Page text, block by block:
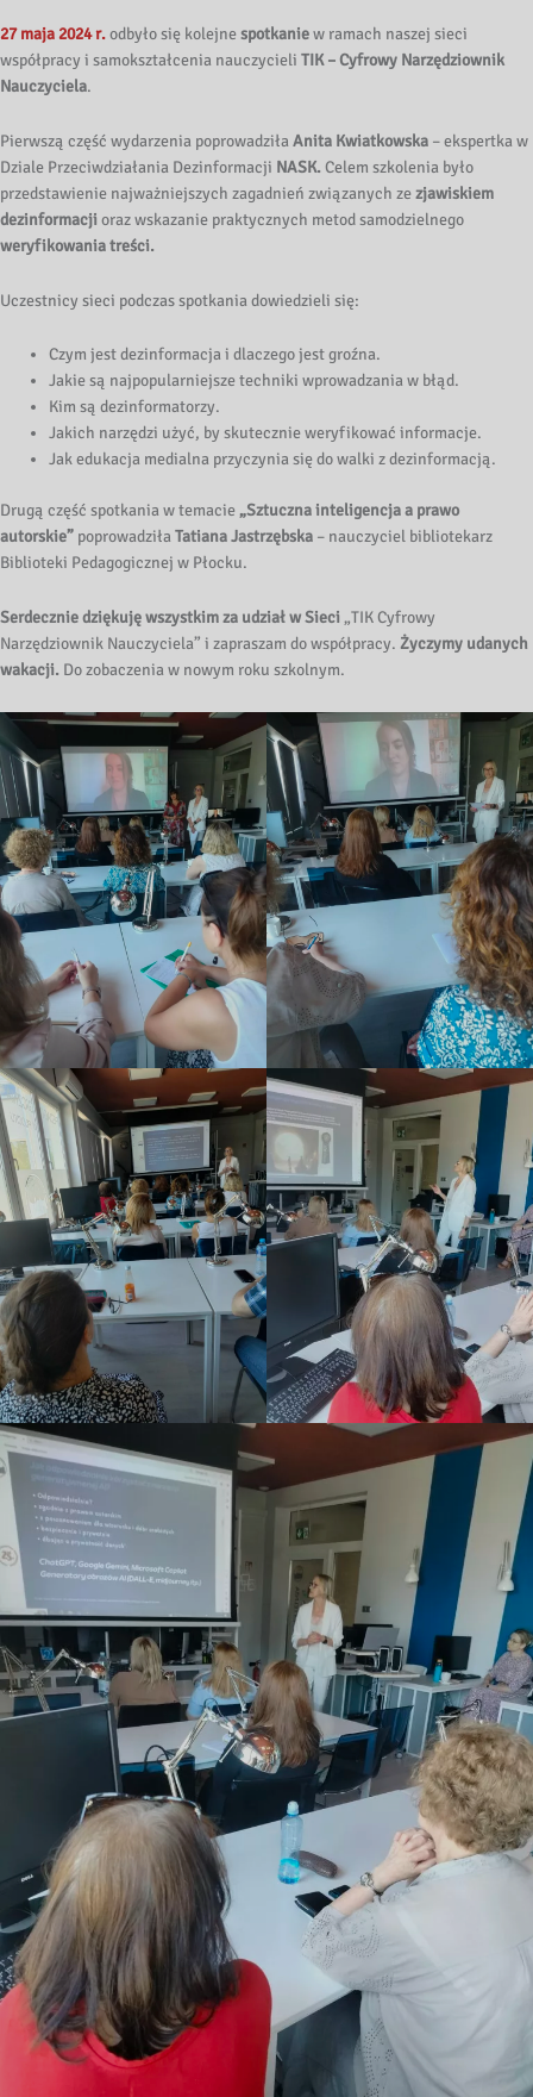
27 maja 2024 r.odbyło się kolejnespotkaniew ramach naszej sieci
współpracy i samokształcenia nauczycieli TIK – Cyfrowy Narzędziownik
Nauczyciela.
Pierwszą część wydarzenia poprowadziłaAnita Kwiatkowska – ekspertka w
Dziale Przeciwdziałania Dezinformacji NASK. Celem szkolenia było
przedstawienie najważniejszych zagadnień związanych zezjawiskiem
dezinformacji oraz wskazanie praktycznych metod samodzielnego
weryfikowania treści.
Uczestnicy sieci podczas spotkania dowiedzieli się:
Czym jest dezinformacja i dlaczego jest groźna.
Jakie są najpopularniejsze techniki wprowadzania w błąd.
Kim są dezinformatorzy.
Jakich narzędzi użyć, by skutecznie weryfikować informacje.
Jak edukacja medialna przyczynia się do walki z dezinformacją.
Drugą część spotkania w temacie „Sztuczna inteligencja a prawo
autorskie” poprowadziłaTatiana Jastrzębska – nauczyciel bibliotekarz
Biblioteki Pedagogicznej w Płocku.
Serdecznie dziękuję wszystkim za udział w Sieci „TIK Cyfrowy
Narzędziownik Nauczyciela” i zapraszam do współpracy. Życzymy udanych
wakacji. Do zobaczenia w nowym roku szkolnym.